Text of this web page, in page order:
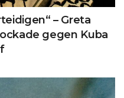
– Greta
gegen Kuba